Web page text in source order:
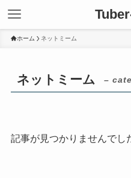
ホーム ネットミーム
ネットミーム –
記事が見つかりませんでし